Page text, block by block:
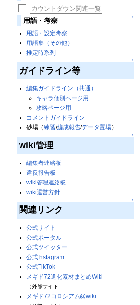
+ カウントダウン関連一覧
↑
用語・考察
用語・設定考察
用語集（その他）
推定時系列
↑
ガイドライン等
編集ガイドライン（共通）
キャラ個別ページ用
攻略ページ用
コメントガイドライン
砂場（練習/編成報告/データ置場）
↑
wiki管理
編集者連絡板
違反報告板
wiki管理連絡板
wiki運営方針
↑
関連リンク
公式サイト
公式ポータル
公式ツイッター
公式Instagram
公式TikTok
メギド72進化素材まとめWiki
（外部サイト）
メギド72コロシアム@wiki